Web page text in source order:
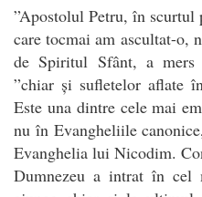
”Apostolul Petru, în scurtul
care tocmai am ascultat-o,
de Spiritul Sfânt, a mers
”chiar și sufletelor aflate
Este una dintre cele mai
nu în Evangheliile
Evanghelia lui Nicodim.
Dumnezeu a intrat în cel